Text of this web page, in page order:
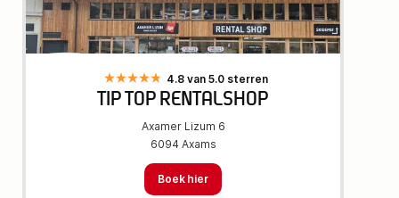
4.8 van 5.0 sterren
TIP TOP RENTALSHOP
Axamer Lizum 6
6094 Axams
Boek hier